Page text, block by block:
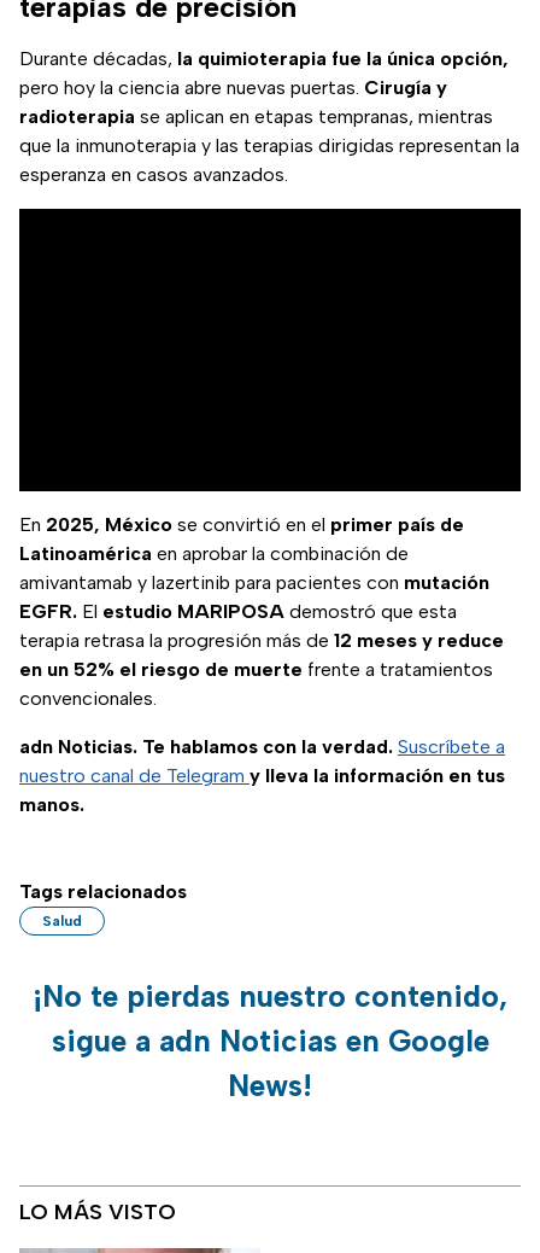
Durante décadas, la quimioterapia fue la única opción,
pero hoy la ciencia abre nuevas puertas. Cirugía y
radioterapia se aplican en etapas tempranas, mientras
que la inmunoterapia y las terapias dirigidas representan la
esperanza en casos avanzados.
En 2025, México se convirtió en el primer país de
Latinoamérica en aprobar la combinación de
amivantamab y lazertinib para pacientes con mutación
EGFR. El estudio MARIPOSA demostró que esta
terapia retrasa la progresión más de 12 meses y reduce
en un 52% el riesgo de muerte frente a tratamientos
convencionales.
adn Noticias. Te hablamos con la verdad. Suscríbete a
nuestro canal de Telegram y lleva la información en tus
manos.
Tags relacionados
Salud
¡No te pierdas nuestro contenido,
sigue a adn Noticias en Google
News!
LO MÁS VISTO